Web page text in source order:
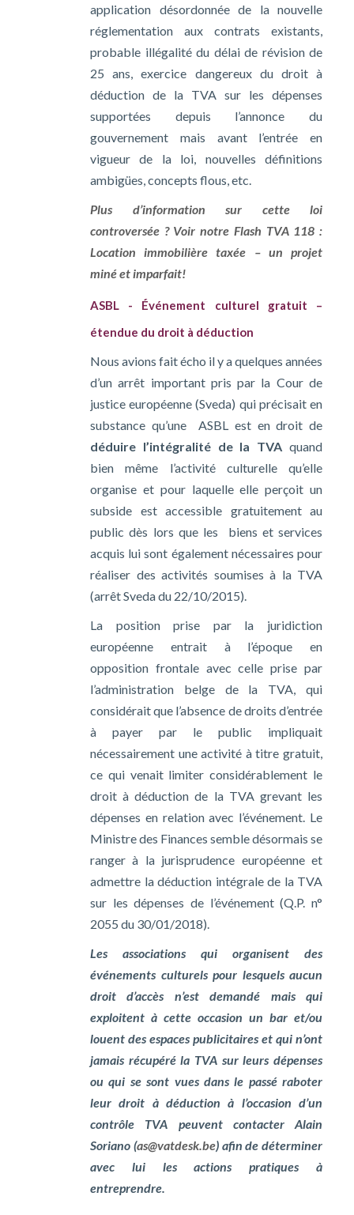
application désordonnée de la nouvelle
réglementation aux contrats existants,
probable illégalité du délai de révision de
25 ans, exercice dangereux du droit à
déduction de la TVA sur les dépenses
supportées depuis l’annonce du
gouvernement mais avant l’entrée en
vigueur de la loi, nouvelles définitions
ambigües, concepts flous, etc.
Plus d’information sur cette loi
controversée ? Voir notre Flash TVA 118 :
Location immobilière taxée – un projet
miné et imparfait!
ASBL - Événement culturel gratuit –
étendue du droit à déduction
Nous avions fait écho il y a quelques années
d’un arrêt important pris par la Cour de
justice européenne (Sveda) qui précisait en
substance qu’une ASBL est en droit de
déduire l’intégralité de la TVA quand
bien même l’activité culturelle qu’elle
organise et pour laquelle elle perçoit un
subside est accessible gratuitement au
public dès lors que les biens et services
acquis lui sont également nécessaires pour
réaliser des activités soumises à la TVA
(arrêt Sveda du 22/10/2015).
La position prise par la juridiction
européenne entrait à l’époque en
opposition frontale avec celle prise par
l’administration belge de la TVA, qui
considérait que l’absence de droits d’entrée
à payer par le public impliquait
nécessairement une activité à titre gratuit,
ce qui venait limiter considérablement le
droit à déduction de la TVA grevant les
dépenses en relation avec l’événement. Le
Ministre des Finances semble désormais se
ranger à la jurisprudence européenne et
admettre la déduction intégrale de la TVA
sur les dépenses de l’événement (Q.P. n°
2055 du 30/01/2018).
Les associations qui organisent des
événements culturels pour lesquels aucun
droit d’accès n’est demandé mais qui
exploitent à cette occasion un bar et/ou
louent des espaces publicitaires et qui n’ont
jamais récupéré la TVA sur leurs dépenses
ou qui se sont vues dans le passé raboter
leur droit à déduction à l’occasion d’un
contrôle TVA peuvent contacter Alain
Soriano (as@vatdesk.be) afin de déterminer
avec lui les actions pratiques à
entreprendre.